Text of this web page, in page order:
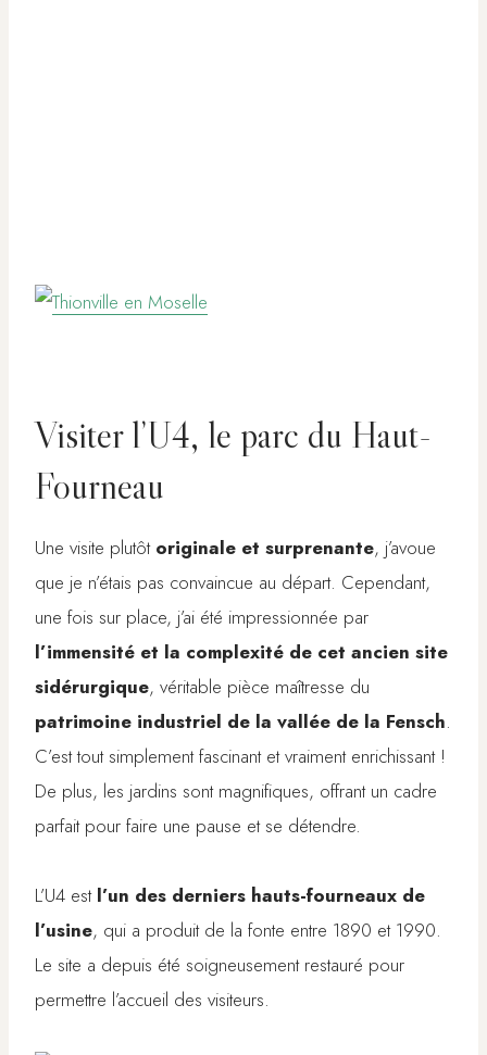
Visiter l’U4, le parc du Haut-
Fourneau
Une visite plutôt originale et surprenante, j’avoue
que je n’étais pas convaincue au départ. Cependant,
une fois sur place, j’ai été impressionnée par
l’immensité et la complexité de cet ancien site
sidérurgique, véritable pièce maîtresse du
patrimoine industriel de la vallée de la Fensch.
C’est tout simplement fascinant et vraiment enrichissant !
De plus, les jardins sont magnifiques, offrant un cadre
parfait pour faire une pause et se détendre.
L’U4 est l’un des derniers hauts-fourneaux de
l’usine, qui a produit de la fonte entre 1890 et 1990.
Le site a depuis été soigneusement restauré pour
permettre l’accueil des visiteurs.